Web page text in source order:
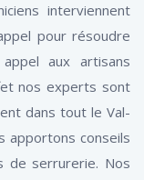
interviennent
pour résoudre
aux artisans
nos experts sont
dans tout le Val-
apportons conseils
de serrurerie. Nos